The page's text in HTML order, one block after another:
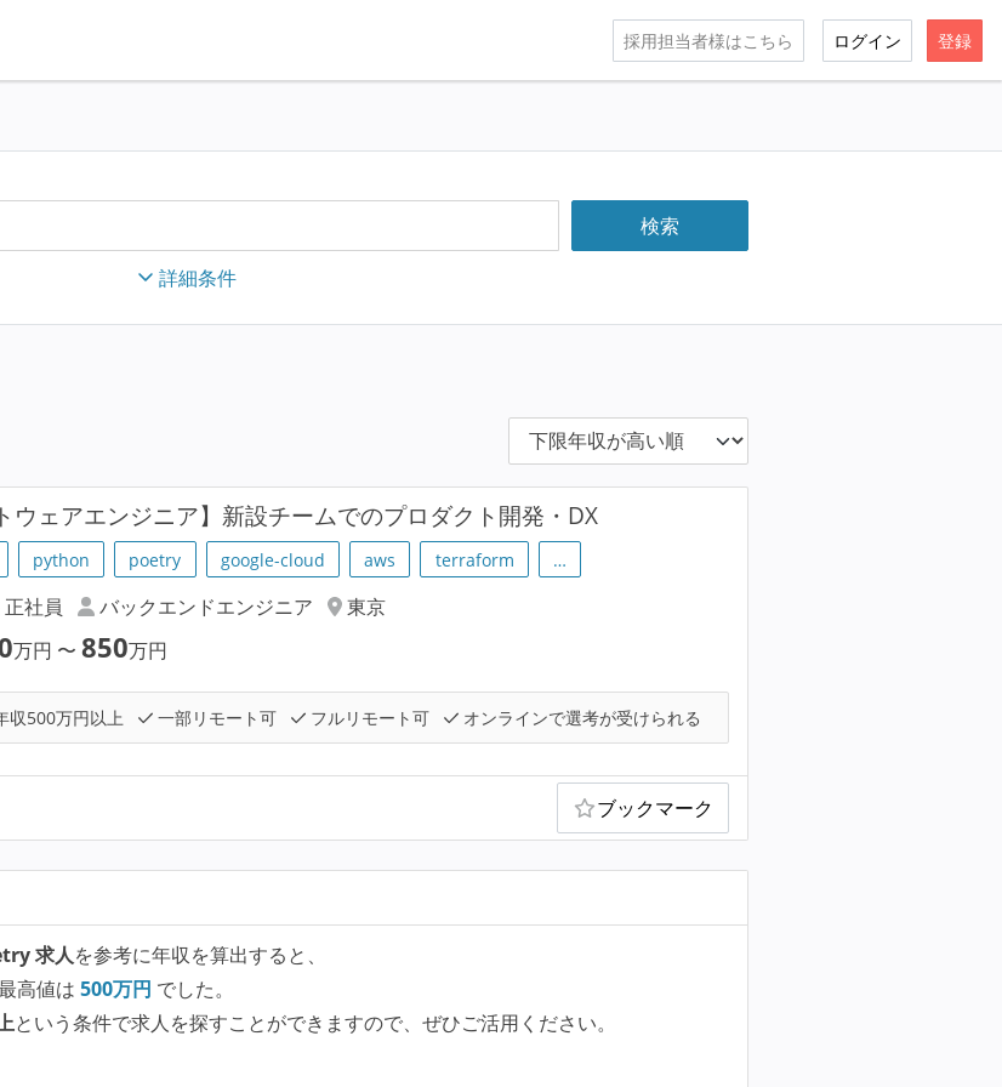
採用担当者様はこちら ログイン 登録
詳細条件
ウェアエンジニア】新設チームでのプロダクト開発・DX
python poetry google-cloud aws terraform …
正社員 バックエンドエンジニア
東京
万円 〜850万円
収500万円以上 一部リモート可 フルリモート可 オンラインで選考が受けられる
ブックマーク
求人を参考に年収を算出すると、
高値は 500万円 でした。
という条件で求人を探すことができますので、ぜひご活用ください。